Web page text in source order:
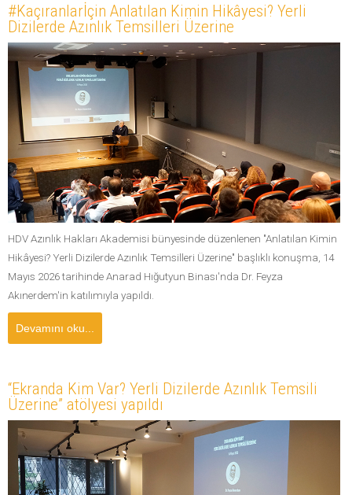
#Kaçıranlarİçin Anlatılan Kimin Hikâyesi? Yerli
Dizilerde Azınlık Temsilleri Üzerine
HDV Azınlık Hakları Akademisi bünyesinde düzenlenen "Anlatılan Kimin
Hikâyesi? Yerli Dizilerde Azınlık Temsilleri Üzerine" başlıklı konuşma, 14
Mayıs 2026 tarihinde Anarad Hığutyun Binası'nda Dr. Feyza
Akınerdem'in katılımıyla yapıldı.
Devamını oku...
“Ekranda Kim Var? Yerli Dizilerde Azınlık Temsili
Üzerine” atölyesi yapıldı